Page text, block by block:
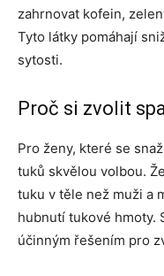
zahrnovat kofein,
Tyto látky pomáhají
sytosti.
Proč si zvolit
Pro ženy, které se
tuků skvělou volbou.
tuku v těle než muži a
hubnutí tukové hmoty.
účinným řešením pro